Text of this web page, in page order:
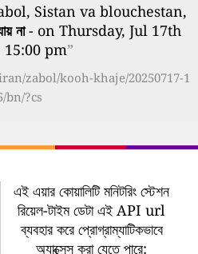
Sistan va blouchestan,
না- on Thursday, Jul 17th
15:00 pm”
zabol/kooh-khaje/20250717-1
bn/?cs
এই এয়ার কোয়ালিটি মনিটরিং স্টেশন
রিয়েল-টাইম ডেটা এই API url
ব্যবহার করে প্রোগ্রাম্যাটিকভাবে
অ্যাক্সেস করা যেতে পারে: